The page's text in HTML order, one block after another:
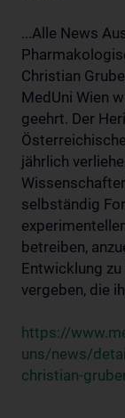
...Alle News
Christian
MedUni Wien
geehrt. Der
jährlich
selbständig
betreiben,
Entwicklung
vergeben, die
https://
uns/news/
christian-